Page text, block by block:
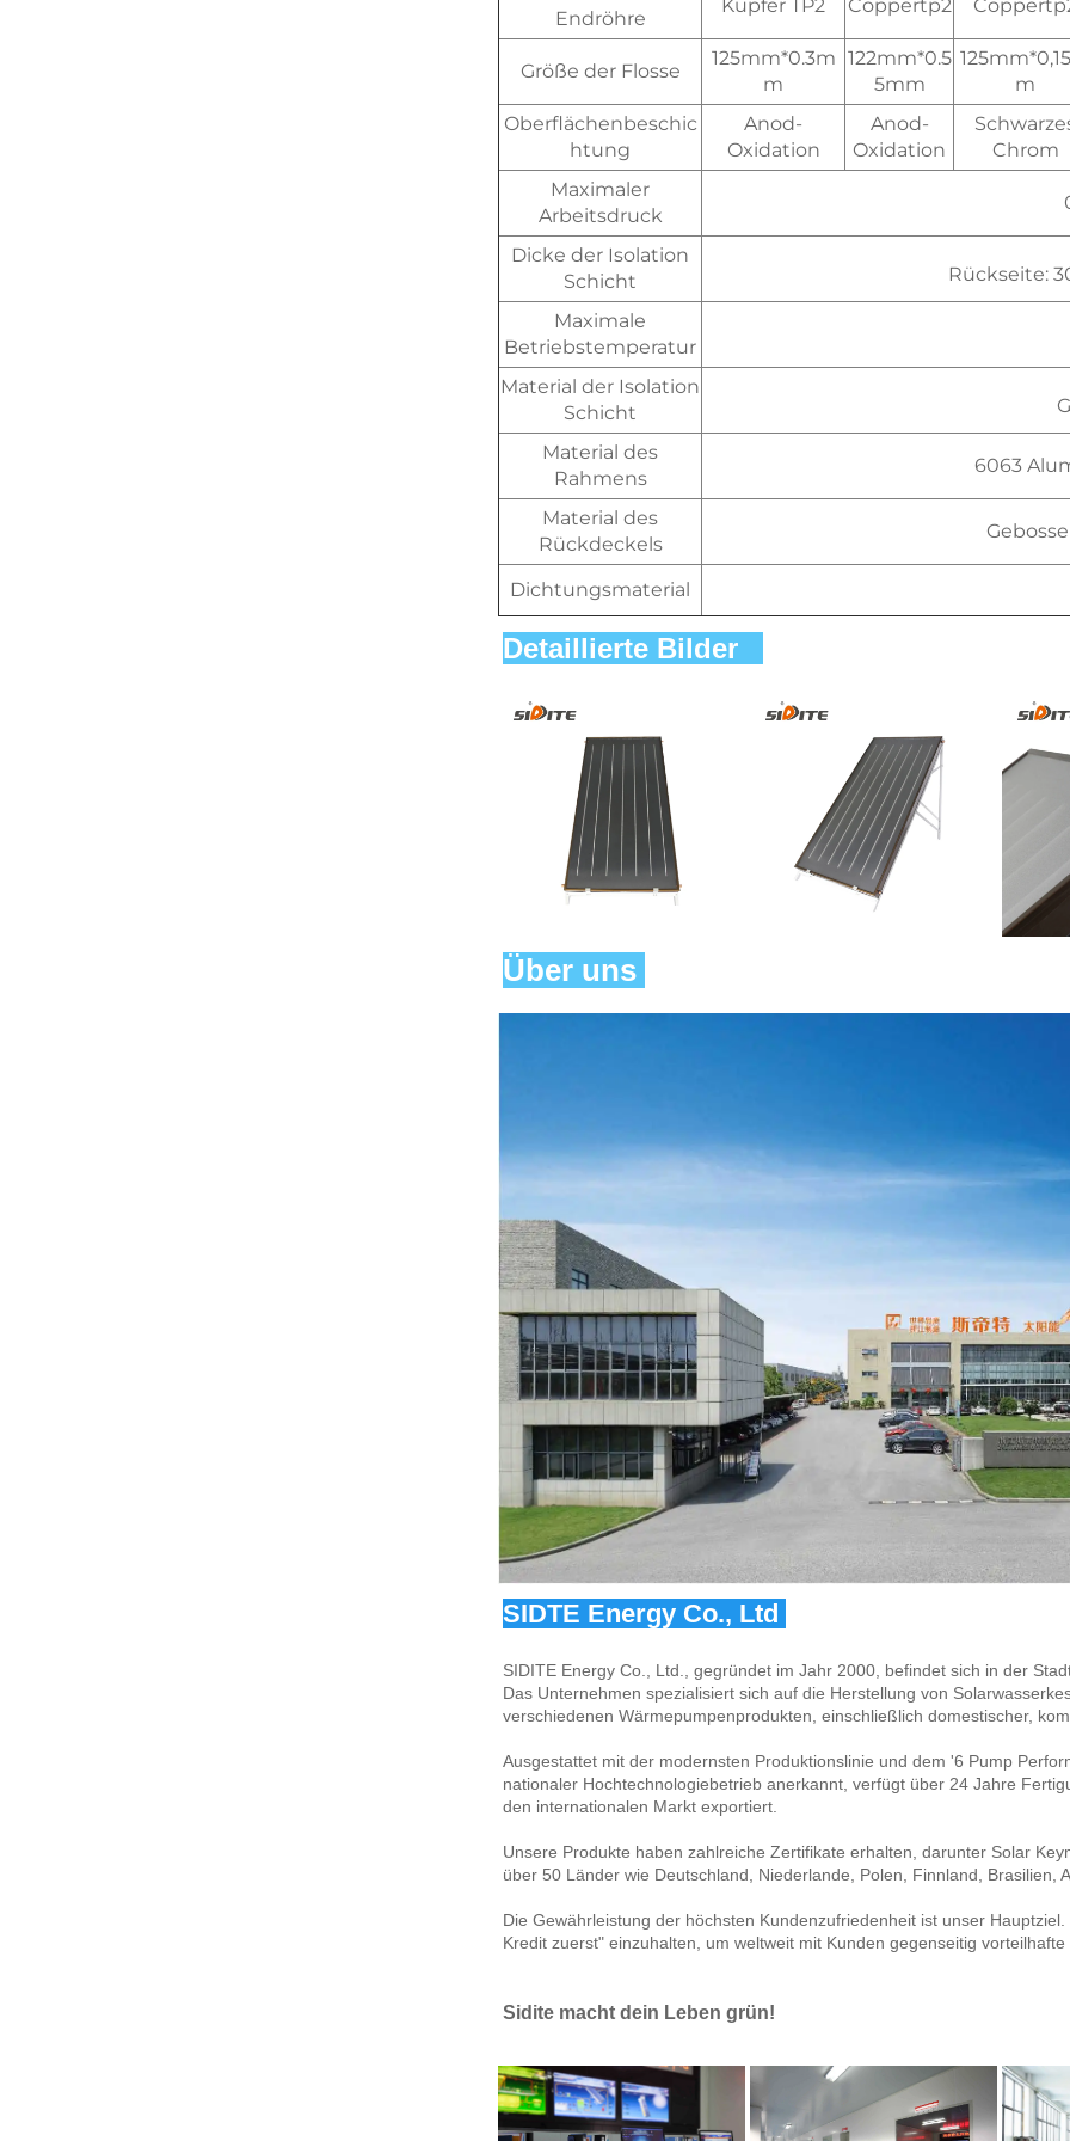
Endröhre
Kupfer TP2 Coppertp2
Größe der Flosse
125mm*0.3m
m
122mm*0.5
5mm
m
Oberflächenbeschic
htung
Anod-
Oxidation
Anod-
Oxidation
Chrom
Maximaler
Arbeitsdruck
Dicke der Isolation
Schicht
Rückseite:
Maximale
Betriebstemperatur
Material der Isolation
Schicht
Material des
Rahmens
6063
Material des
Rückdeckels
Dichtungsmaterial
Detaillierte Bilder
Über uns
SIDTE Energy Co., Ltd
SIDITE Energy Co., Ltd., gegründet im Jahr 2000, befindet sich in der
Das Unternehmen spezialisiert sich auf die Herstellung von
verschiedenen Wärmepumpenprodukten, einschließlich domestischer,
Ausgestattet mit der modernsten Produktionslinie und dem '6 Pump
nationaler Hochtechnologiebetrieb anerkannt, verfügt über 24 Jahre
den internationalen Markt exportiert.
Unsere Produkte haben zahlreiche Zertifikate erhalten, darunter Solar
über 50 Länder wie Deutschland, Niederlande, Polen, Finnland, Brasilien,
Die Gewährleistung der höchsten Kundenzufriedenheit ist unser
Kredit zuerst" einzuhalten, um weltweit mit Kunden gegenseitig
Sidite macht dein Leben grün!